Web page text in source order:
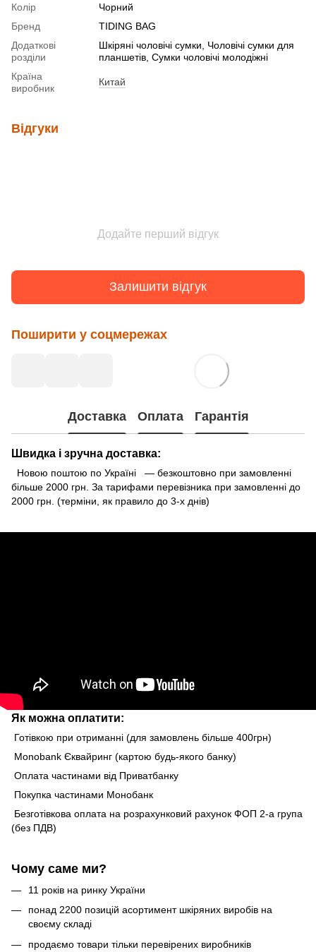
Колір
Чорний
Бренд
TIDING BAG
Додаткові
розділи
Шкіряні чоловічі сумки, Чоловічі сумки для
планшетів, Сумки чоловічі молодіжні
Країна
виробник
Китай
Відгуки
Додайте перший відгук
Залишити відгук
Поширити у соцмережах
Доставка Оплата Гарантія
Швидка і зручна доставка:
Новою поштою по Україні — безкоштовно при замовленні
більше 2000 грн. За тарифами перевізника при замовленні до
2000 грн. (терміни, як правило до 3-х днів)
Як можна оплатити:
Готівкою при отриманні (для замовлень більше 400грн)
Monobank Єквайринг (картою будь-якого банку)
Оплата частинами від Приватбанку
Покупка частинами Монобанк
Безготівкова оплата на розрахунковий рахунок ФОП 2-а група
(без ПДВ)
Чому саме ми?
11 років на ринку України
понад 2200 позицій асортимент шкіряних виробів на
своєму складі
продаємо товари тільки перевірених виробників